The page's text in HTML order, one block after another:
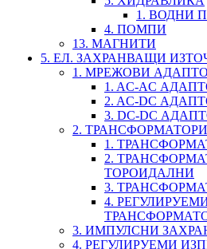
1. ВОДНИ
4. ПОМПИ
13. МАГНИТИ
5. ЕЛ. ЗАХРАНВАЩИ
1. МРЕЖОВИ
1. AC-AC
2. AC-DC
3. DC-DC
2.
1.
2.
ТОРОИДАЛНИ
3.
4.
3. ИМПУЛСНИ
4. РЕГУЛИРУЕМИ